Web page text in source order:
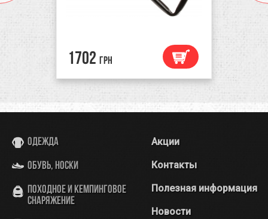
1702 грн
Одежда
Обувь, носки
Походное и кемпинговое
снаряжение
Акции
Контакты
Полезная информация
Новости